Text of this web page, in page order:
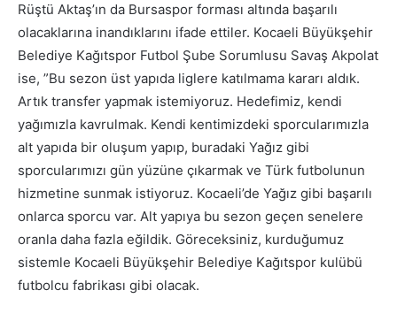
Rüştü Aktaş’ın da Bursaspor forması altında başarılı
olacaklarına inandıklarını ifade ettiler. Kocaeli Büyükşehir
Belediye Kağıtspor Futbol Şube Sorumlusu Savaş Akpolat
ise, ”Bu sezon üst yapıda liglere katılmama kararı aldık.
Artık transfer yapmak istemiyoruz. Hedefimiz, kendi
yağımızla kavrulmak. Kendi kentimizdeki sporcularımızla
alt yapıda bir oluşum yapıp, buradaki Yağız gibi
sporcularımızı gün yüzüne çıkarmak ve Türk futbolunun
hizmetine sunmak istiyoruz. Kocaeli’de Yağız gibi başarılı
onlarca sporcu var. Alt yapıya bu sezon geçen senelere
oranla daha fazla eğildik. Göreceksiniz, kurduğumuz
sistemle Kocaeli Büyükşehir Belediye Kağıtspor kulübü
futbolcu fabrikası gibi olacak.